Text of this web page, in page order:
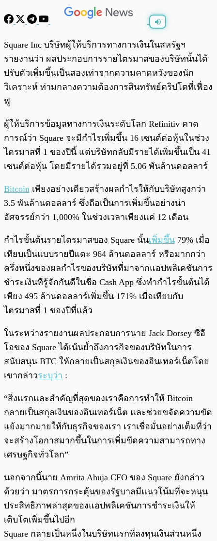
พร้อมเล่น 0:00/
Square Inc บริษัทผู้ให้บริการทางการเงินในสหรัฐฯ
รายงานว่า ผลประกอบการรายไตรมาสของบริษัทนั้นได้
ปรับตัวเพิ่มขึ้นเป็นสองเท่าจากความคาดหวังของนัก
วิเคราะห์ ท่ามกลางความต้องการสินทรัพย์คริปโตที่เฟื่อง
ฟู
ผู้ให้บริการข้อมูลทางการเงินระดับโลก Refinitiv คาด
การณ์ว่า Square จะมีกำไรเพิ่มขึ้น 16 เซนต์ต่อหุ้นในช่วง
ไตรมาสที่ 1 ของปีนี้ แต่บริษัทกลับมีรายได้เพิ่มขึ้นเป็น 41
เซนต์ต่อหุ้น โดยมีรายได้รวมอยู่ที่ 5.06 พันล้านดอลลาร์
Bitcoin เพียงอย่างเดียวสร้างผลกำไรให้กับบริษัทสูงกว่า
3.5 พันล้านดอลลาร์ ซึ่งถือเป็นการเพิ่มขึ้นอย่างน่า
อัศจรรย์กว่า 1,000% ในช่วงเวลาเพียงแค่ 12 เดือน
กำไรขั้นต้นรายไตรมาสของ Square นั้นเพิ่มขึ้น 79% เมื่อ
เทียบเป็นแบบรายปีแตะ 964 ล้านดอลลาร์ หรือมากกว่า
ครึ่งหนึ่งของผลกำไรของบริษัทที่มาจากแอปพลิเคชันการ
ชำระเงินที่รู้จักกันดีในชื่อ Cash App ซึ่งทำกำไรขั้นต้นได้
เพียง 495 ล้านดอลลาร์เพิ่มขึ้น 171% เมื่อเทียบกับ
ไตรมาสที่ 1 ของปีที่แล้ว
ในระหว่างรายงานผลประกอบการนาย Jack Dorsey ซีอี
โอของ Square ได้เน้นย้ำถึงภารกิจของบริษัทในการ
สนับสนุน BTC ให้กลายเป็นสกุลเงินของอินเทอร์เน็ตโดย
เขากล่าวระบุว่า :
“สิ่งแรกและสำคัญที่สุดของเราคือการทำให้ Bitcoin
กลายเป็นสกุลเงินของอินเทอร์เน็ต และช่วยขจัดความขัด
แย้งมากมายให้กับธุรกิจของเรา เราเชื่อมั่นอย่างเต็มที่ว่า
จะสร้างโอกาสมากขึ้นในการเพิ่มขีดความสามารถทาง
เศรษฐกิจทั่วโลก”
นอกจากนี้นาย Amrita Ahuja CFO ของ Square ยังกล่าว
ด้วยว่า มาตรการกระตุ้นของรัฐบาลมีแนวโน้มที่จะหนุน
ประสิทธิภาพล่าสุดของแอปพลิเคชันการชำระเงินให้
เติบโตเพิ่มขึ้นไปอีก
Square กลายเป็นหนึ่งในบริษัทแรกที่ลงทุนเงินส่วนหนึ่ง